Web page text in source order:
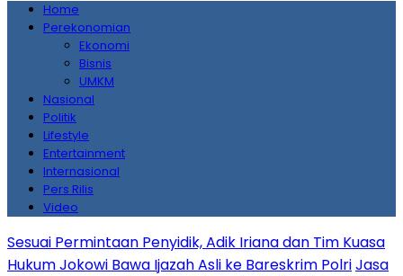
Home
Perekonomian
Ekonomi
Bisnis
UMKM
Nasional
Politik
Lifestyle
Entertainment
Internasional
Pers Rilis
Video
Sesuai Permintaan Penyidik, Adik Iriana dan Tim Kuasa
Hukum Jokowi Bawa Ijazah Asli ke Bareskrim PolriJasa